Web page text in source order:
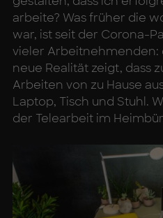
arbeite? Was früher die
war, ist seit der Corona-
vieler Arbeitnehmenden:
neue Realität zeigt, dass
Arbeiten von zu Hause
Laptop, Tisch und Stuhl.
der Telearbeit im